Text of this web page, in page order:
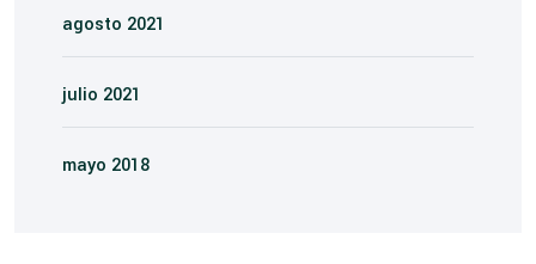
agosto 2021
julio 2021
mayo 2018